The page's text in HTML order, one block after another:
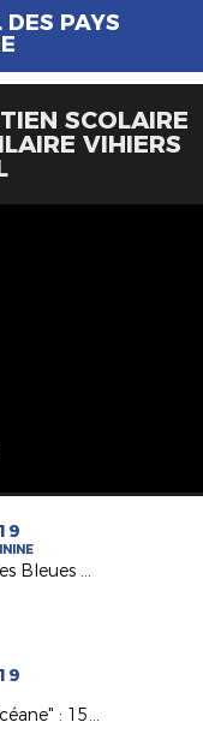
DES PAYS
SCOLAIRE
VIHIERS
Coupe du Monde : les Bleues dominent la Norvège !
Evénement "Foot'Océane" : 15e édition en vue !